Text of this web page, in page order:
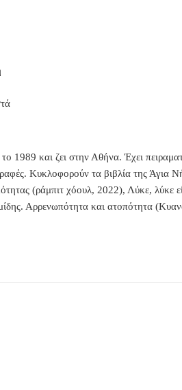
1989 και ζει στην Αθήνα. Έχει
Κυκλοφορούν τα βιβλία τηςΆγια
(ράμπιτ χόουλ, 2022), Λύκε, λύκε
Αρρενωπότητα και ατοπότητα